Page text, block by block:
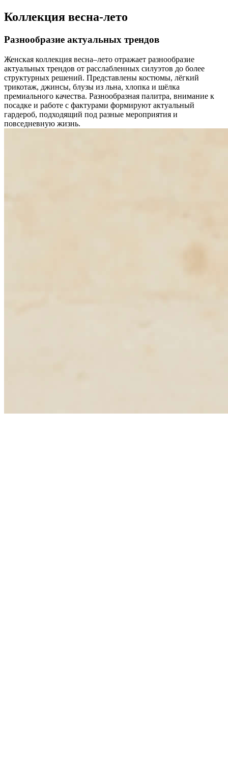
Коллекция весна-лето
Разнообразие актуальных трендов
Женская коллекция весна–лето отражает разнообразие
актуальных трендов от расслабленных силуэтов до более
структурных решений. Представлены костюмы, лёгкий
трикотаж, джинсы, блузы из льна, хлопка и шёлка
премиального качества. Разнообразная палитра, внимание к
посадке и работе с фактурами формируют актуальный
гардероб, подходящий под разные мероприятия и
повседневную жизнь.